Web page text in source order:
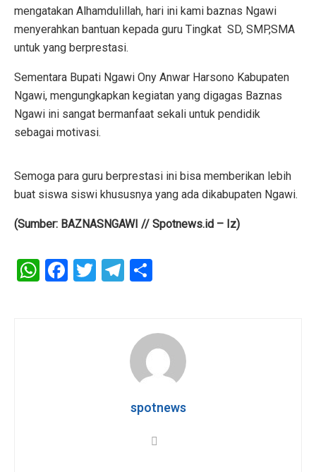
mengatakan Alhamdulillah, hari ini kami baznas Ngawi
menyerahkan bantuan kepada guru Tingkat SD, SMP,SMA
untuk yang berprestasi.
Sementara Bupati Ngawi Ony Anwar Harsono Kabupaten
Ngawi, mengungkapkan kegiatan yang digagas Baznas
Ngawi ini sangat bermanfaat sekali untuk pendidik
sebagai motivasi.
Semoga para guru berprestasi ini bisa memberikan lebih
buat siswa siswi khususnya yang ada dikabupaten Ngawi.
(Sumber: BAZNASNGAWI // Spotnews.id – Iz)
W
h
F
a
T
wi
T
el
gr
a
m
e
spotnews